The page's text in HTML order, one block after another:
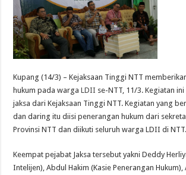
Kupang (14/3) – Kejaksaan Tinggi NTT
hukum pada wargaLDII se-NTT, 11/3. Kegiatan
jaksa dari Kejaksaan Tinggi NTT. Kegiatan yang
dan daring itu diisi penerangan hukum dari
Provinsi NTT dan diikuti seluruh warga LDII di NTT.
Keempat pejabat Jaksa tersebut yakni Deddy
Intelijen), Abdul Hakim (Kasie Penerangan Hukum),